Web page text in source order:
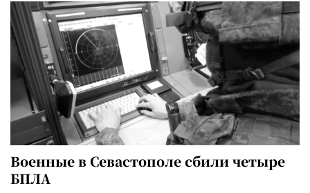
Военные в Севастополе сбили четыре
БПЛА